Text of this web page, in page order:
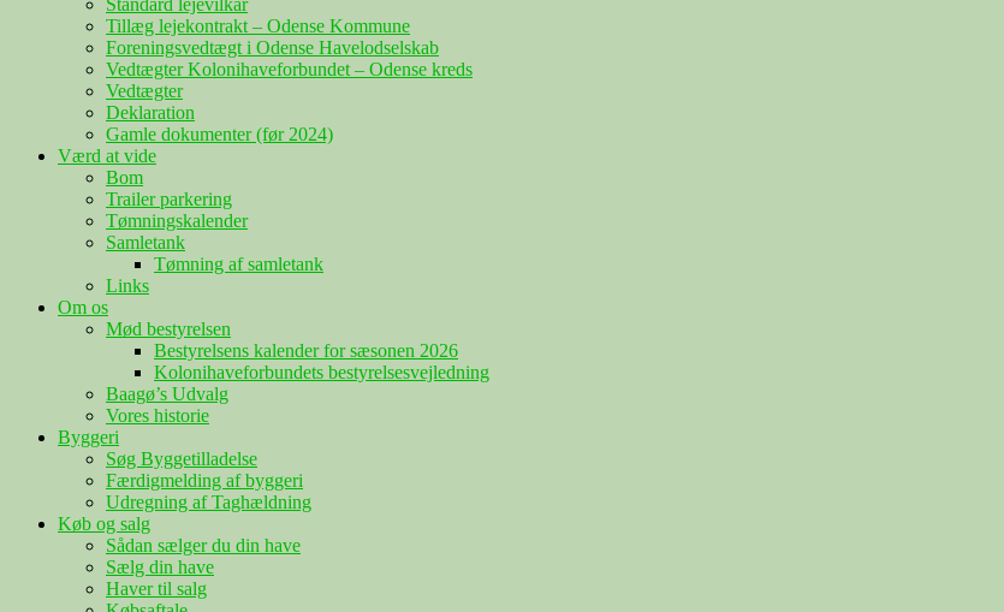
Standard lejevilkår
Tillæg lejekontrakt – Odense Kommune
Foreningsvedtægt i Odense Havelodselskab
Vedtægter Kolonihaveforbundet – Odense kreds
Vedtægter
Deklaration
Gamle dokumenter (før 2024)
Værd at vide
Bom
Trailer parkering
Tømningskalender
Samletank
Tømning af samletank
Links
Om os
Mød bestyrelsen
Bestyrelsens kalender for sæsonen 2026
Kolonihaveforbundets bestyrelsesvejledning
Baagø’s Udvalg
Vores historie
Byggeri
Søg Byggetilladelse
Færdigmelding af byggeri
Udregning af Taghældning
Køb og salg
Sådan sælger du din have
Sælg din have
Haver til salg